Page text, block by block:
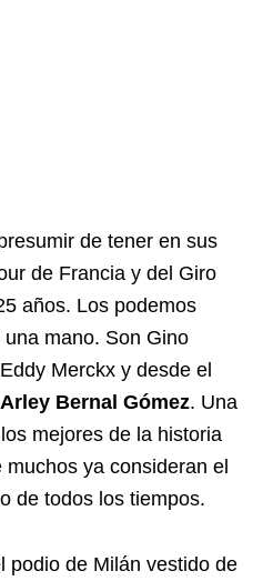
de tener en sus
de Francia y del Giro
años. Los podemos
mano. Son Gino
Merckx y desde el
Bernal Gómez. Una
mejores de la historia
ya consideran el
de todos los tiempos.
podio de Milán vestido de